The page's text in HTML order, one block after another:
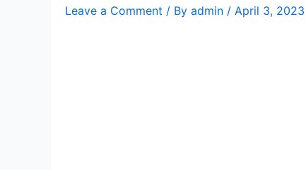
Leave a Comment / By admin / April 3, 2023